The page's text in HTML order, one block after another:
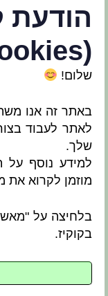
שלום מנצורה 1, ראש העין
הודעת
(Cookies)
שלום!
לאתר לעבוד
שלך.
למידע נוסף על
מוזמן לקרוא את
בלחיצה על
בקוקיז.